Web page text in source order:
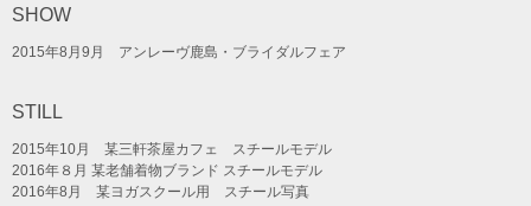
SHOW
2015年8月9月 アンレーヴ鹿島・ブライダルフェア
STILL
2015年10月 某三軒茶屋カフェ スチールモデル
2016年８月 某老舗着物ブランド スチールモデル
2016年8月 某ヨガスクール用 スチール写真